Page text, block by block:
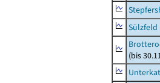
Sülzfeld
(bis